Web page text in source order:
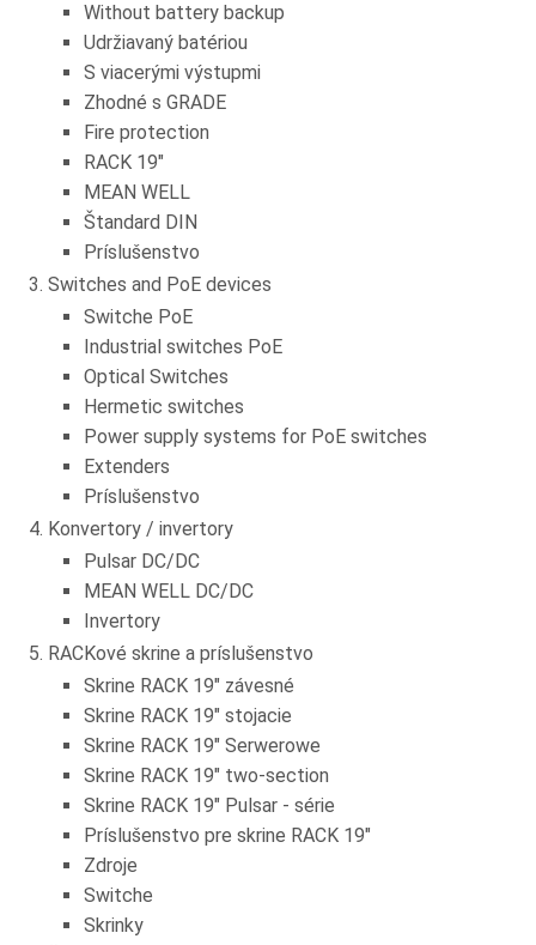
Without battery backup
Udržiavaný batériou
S viacerými výstupmi
Zhodné s GRADE
Fire protection
RACK 19"
MEAN WELL
Štandard DIN
Príslušenstvo
Switches and PoE devices
Switche PoE
Industrial switches PoE
Optical Switches
Hermetic switches
Power supply systems for PoE switches
Extenders
Príslušenstvo
Konvertory / invertory
Pulsar DC/DC
MEAN WELL DC/DC
Invertory
RACKové skrine a príslušenstvo
Skrine RACK 19" závesné
Skrine RACK 19" stojacie
Skrine RACK 19" Serwerowe
Skrine RACK 19" two-section
Skrine RACK 19" Pulsar - série
Príslušenstvo pre skrine RACK 19"
Zdroje
Switche
Skrinky